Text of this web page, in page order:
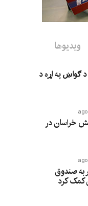
ویدیوها
ګواښ په اړه د
خراسان در
به صندوق
کمک کرد